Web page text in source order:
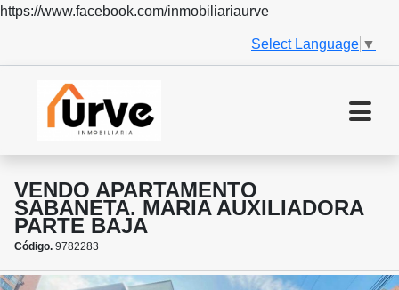
https://www.facebook.com/inmobiliariaurve
Select Language ▼
VENDO APARTAMENTO
SABANETA. MARIA AUXILIADORA
PARTE BAJA
Código. 9782283